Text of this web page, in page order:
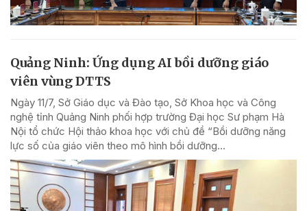
Quảng Ninh: Ứng dụng AI bồi dưỡng giáo
viên vùng DTTS
Ngày 11/7, Sở Giáo dục và Đào tạo, Sở Khoa học và Công
nghệ tỉnh Quảng Ninh phối hợp trường Đại học Sư phạm Hà
Nội tổ chức Hội thảo khoa học với chủ đề “Bồi dưỡng năng
lực số của giáo viên theo mô hình bồi dưỡng...